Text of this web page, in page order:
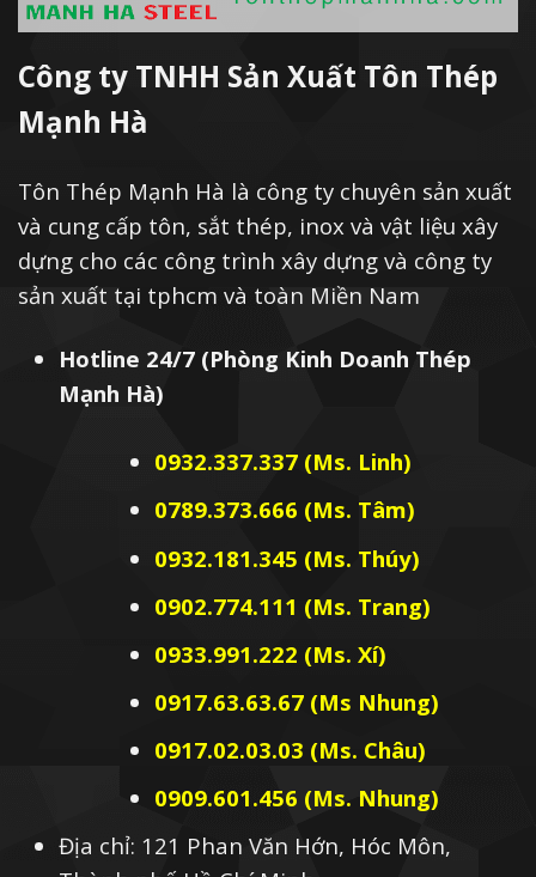
Công ty TNHH Sản Xuất Tôn Thép
Mạnh Hà
Tôn Thép Mạnh Hà là công ty chuyên sản xuất
và cung cấp tôn, sắt thép, inox và vật liệu xây
dựng cho các công trình xây dựng và công ty
sản xuất tại tphcm và toàn Miền Nam
Hotline 24/7 (Phòng Kinh Doanh Thép
Mạnh Hà)
0932.337.337 (Ms. Linh)
0789.373.666 (Ms. Tâm)
0932.181.345 (Ms. Thúy)
0902.774.111 (Ms. Trang)
0933.991.222 (Ms. Xí)
0917.63.63.67 (Ms Nhung)
0917.02.03.03 (Ms. Châu)
0909.601.456 (Ms. Nhung)
Địa chỉ: 121 Phan Văn Hớn, Hóc Môn,